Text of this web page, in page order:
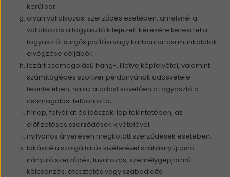
kerül sor;
olyan vállalkozási szerződés esetében, amelynél a
vállalkozás a fogyasztó kifejezett kérésére keresi fel a
fogyasztót sürgős javítási vagy karbantartási munkálatok
elvégzése céljából;
lezárt csomagolású hang-, illetve képfelvétel, valamint
számítógépes szoftver példányának adásvétele
tekintetében, ha az átadást követően a fogyasztó a
csomagolást felbontotta;
hírlap, folyóirat és időszaki lap tekintetében, az
előfizetéses szerződések kivételével;
nyilvános árverésen megkötött szerződések esetében;
lakáscélú szolgáltatás kivételével szállásnyújtásra
irányuló szerződés, fuvarozás, személygépjármű-
kölcsönzés, étkeztetés vagy szabadidős